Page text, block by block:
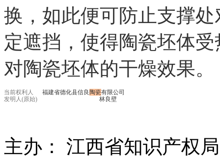
换，如此便可防止支撑处
定遮挡，使得陶瓷坯体受
对陶瓷坯体的干燥效果。
当前权利人 福建省德化县信良 陶瓷有限公司
发明人(原始)
林良壁
主办： 江西省知识产权